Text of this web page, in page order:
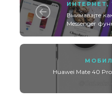
ИНТЕРНЕТ,
Внимавајте
Messenger
Huawei Mate 40